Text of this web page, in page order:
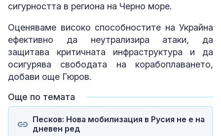
сигурността в региона на Черно море.
Оценяваме високо способностите на Украйна
ефективно да неутрализира атаки, да
защитава критичната инфраструктура и да
осигурява свободата на корабоплаването,
добави още Гюров.
Още по темата
Песков: Нова мобилизация в Русия не е на
дневен ред